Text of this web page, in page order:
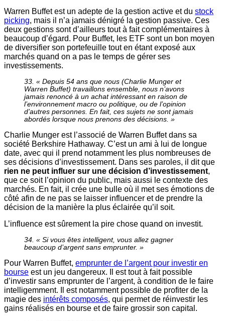
Warren Buffet est un adepte de la gestion active et du stock
picking, mais il n’a jamais dénigré la gestion passive. Ces
deux gestions sont d’ailleurs tout à fait complémentaires à
beaucoup d’égard. Pour Buffet, les ETF sont un bon moyen
de diversifier son portefeuille tout en étant exposé aux
marchés quand on a pas le temps de gérer ses
investissements.
33. « Depuis 54 ans que nous (Charlie Munger et
Warren Buffet) travaillons ensemble, nous n’avons
jamais renoncé à un achat intéressant en raison de
l’environnement macro ou politique, ou de l’opinion
d’autres personnes. En fait, ces sujets ne sont jamais
abordés lorsque nous prenons des décisions. »
Charlie Munger est l’associé de Warren Buffet dans sa
société Berkshire Hathaway. C’est un ami à lui de longue
date, avec qui il prend notamment les plus nombreuses de
ses décisions d’investissement. Dans ses paroles, il dit que
rien ne peut influer sur une décision d’investissement,
que ce soit l’opinion du public, mais aussi le contexte des
marchés. En fait, il crée une bulle où il met ses émotions de
côté afin de ne pas se laisser influencer et de prendre la
décision de la manière la plus éclairée qu’il soit.
L’influence est sûrement la pire chose quand on investit.
34. « Si vous êtes intelligent, vous allez gagner
beaucoup d’argent sans emprunter. »
Pour Warren Buffet, emprunter de l’argent pour investir en
bourse est un jeu dangereux. Il est tout à fait possible
d’investir sans emprunter de l’argent, à condition de le faire
intelligemment. Il est notamment possible de profiter de la
magie des intérêts composés, qui permet de réinvestir les
gains réalisés en bourse et de faire grossir son capital.